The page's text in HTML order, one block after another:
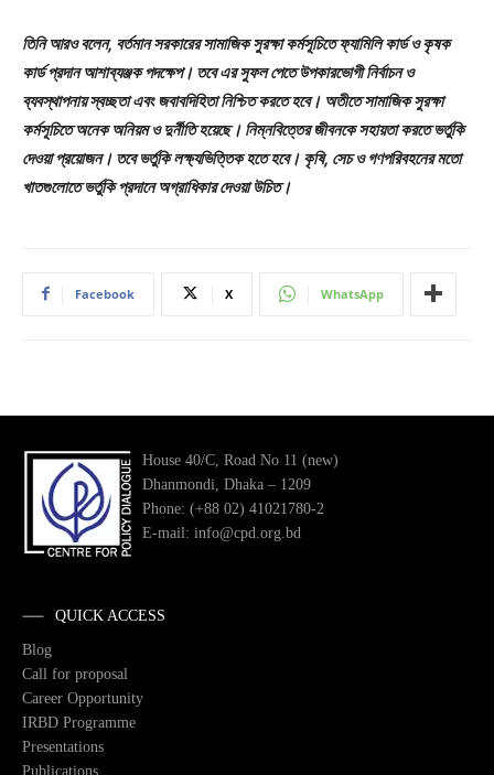
তিনি আরও বলেন, বর্তমান সরকারের সামাজিক সুরক্ষা কর্মসূচিতে ফ্যামিলি কার্ড ও কৃষক
কার্ড প্রদান আশাব্যঞ্জক পদক্ষেপ। তবে এর সুফল পেতে উপকারভোগী নির্বাচন ও
ব্যবস্থাপনায় স্বচ্ছতা এবং জবাবদিহিতা নিশ্চিত করতে হবে। অতীতে সামাজিক সুরক্ষা
কর্মসূচিতে অনেক অনিয়ম ও দুর্নীতি হয়েছে। নিম্নবিত্তের জীবনকে সহায়তা করতে ভর্তুকি
দেওয়া প্রয়োজন। তবে ভর্তুকি লক্ষ্যভিত্তিক হতে হবে। কৃষি, সেচ ও গণপরিবহনের মতো
খাতগুলোতে ভর্তুকি প্রদানে অগ্রাধিকার দেওয়া উচিত।
Facebook X WhatsApp
House 40/C, Road No 11 (new)
Dhanmondi, Dhaka – 1209
Phone: (+88 02) 41021780-2
E-mail: info@cpd.org.bd
QUICK ACCESS
Blog
Call for proposal
Career Opportunity
IRBD Programme
Presentations
Publications